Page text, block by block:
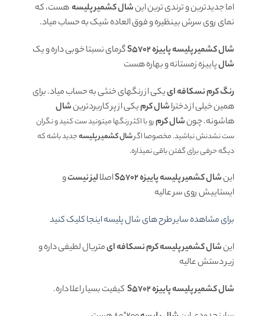
اما جدیدترین و ترندی ترین اینشال کشمیر پلیسههست، که
نمای روی سرش بینظیره و فوق العاده شیک به حساب میاد.
شال کشمیر پلیسه پاییزه S5702
گرمای نسبتا خوبی داره و یک
شالپاییزه زمستانه و بهاره هست
رنگ کرم نسکافه اییکی از رنگهای خنثی به حساب میاد. برای
همین خیلی از دختراشال کرمیکی از پر کاربردترینشال
هاشونه. چونشال کرمرو با اکثر رنگها میتونید ست کنید و نگران
ست نشدنش نباشید. مخصوصا اگرشال کشمیر پلیسهجدید باشه که
دیگه حرفی برای گفتن باقی نمیذاره.
اینشال کشمیر پلیسه پاییزه S5702 اصلالیز نیستو
ایستاییش روی سر عالیه
برای مشاهده سایر طرح های شال پلیسه اینجا کلیک کنید
اینشال کشمیر پلیسه کرم نسکافه ایمتریال لطیفی داره و
زیر دستش عالیه
شال کشمیر پلیسه پاییزه S5702
کیفیت بسیار اعلا داره.